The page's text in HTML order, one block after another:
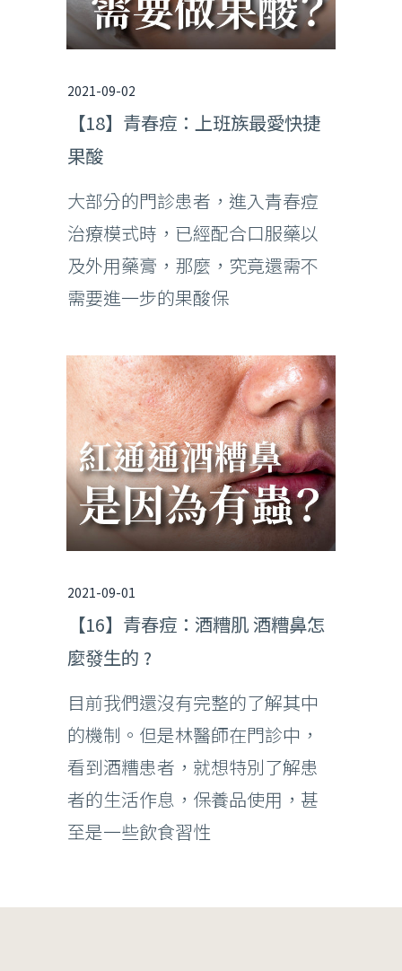
2021-09-02
【18】青春痘：上班族最愛快捷
果酸
大部分的門診患者，進入青春痘
治療模式時，已經配合口服藥以
及外用藥膏，那麼，究竟還需不
需要進一步的果酸保
2021-09-01
【16】青春痘：酒糟肌 酒糟鼻怎
麼發生的 ?
目前我們還沒有完整的了解其中
的機制。但是林醫師在門診中，
看到酒糟患者，就想特別了解患
者的生活作息，保養品使用，甚
至是一些飲食習性